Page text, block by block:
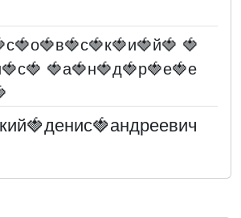
🍓
🍓а🍓н🍓д🍓р🍓е🍓е